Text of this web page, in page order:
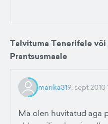
Talvituma Tenerifele või
Prantsusmaale
marika319. sept 2010
Ma olen huvitatud aga